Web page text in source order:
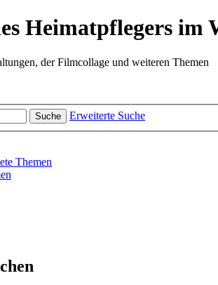
Heimatpflegers im
der Filmcollage und weiteren Themen
Suche Erweiterte Suche
Themen